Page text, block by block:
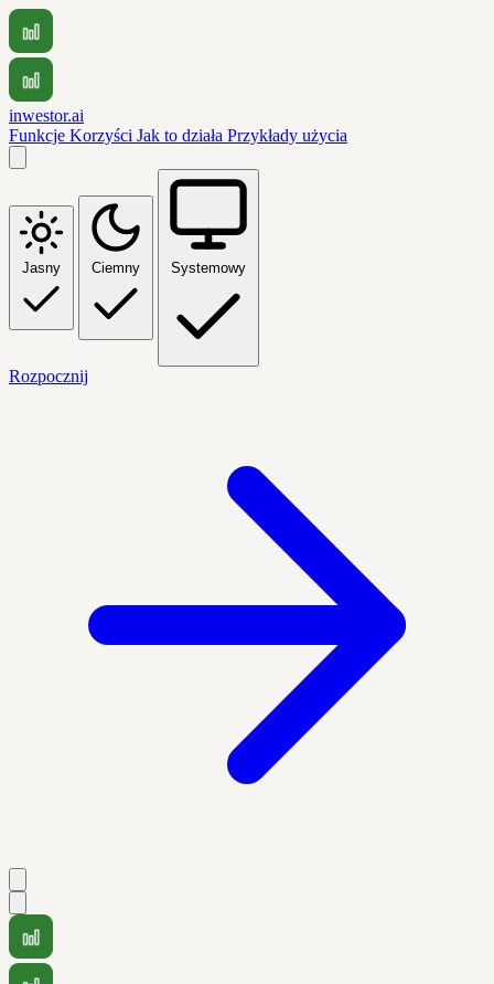
inwestor.ai
Funkcje Korzyści Jak to działa Przykłady użycia
Jasny Ciemny Systemowy
Rozpocznij